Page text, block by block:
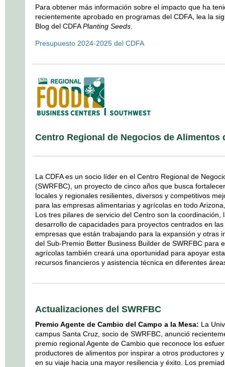
Para obtener más información sobre el impacto que ha
recientemente aprobado en programas del CDFA, lea la
Blog del CDFAPlanting Seeds.
Presupuesto 2024-2025 del CDFA
Centro Regional de Negocios de Alimentos
La CDFA es un socio líder en el Centro Regional de
(SWRFBC), un proyecto de cinco años que busca
locales y regionales resilientes, diversos y competitivos
para las empresas alimentarias y agrícolas en todo
Los tres pilares de servicio del Centro son la coordinación,
desarrollo de capacidades para proyectos centrados en
empresas que están trabajando para la expansión y otras
del Sub-Premio Better Business Builder de SWRFBC para
agrícolas también creará una oportunidad para apoyar
recursos financieros y asistencia técnica en diferentes
Actualizaciones del SWRFBC
Premio Agente de Cambio del Campo a la Mesa: La
campus Santa Cruz, socio de SWRFBC, anunció
premio regional Agente de Cambio que reconoce los
productores de alimentos por inspirar a otros productores
en su viaje hacia una mayor resiliencia y éxito. Los